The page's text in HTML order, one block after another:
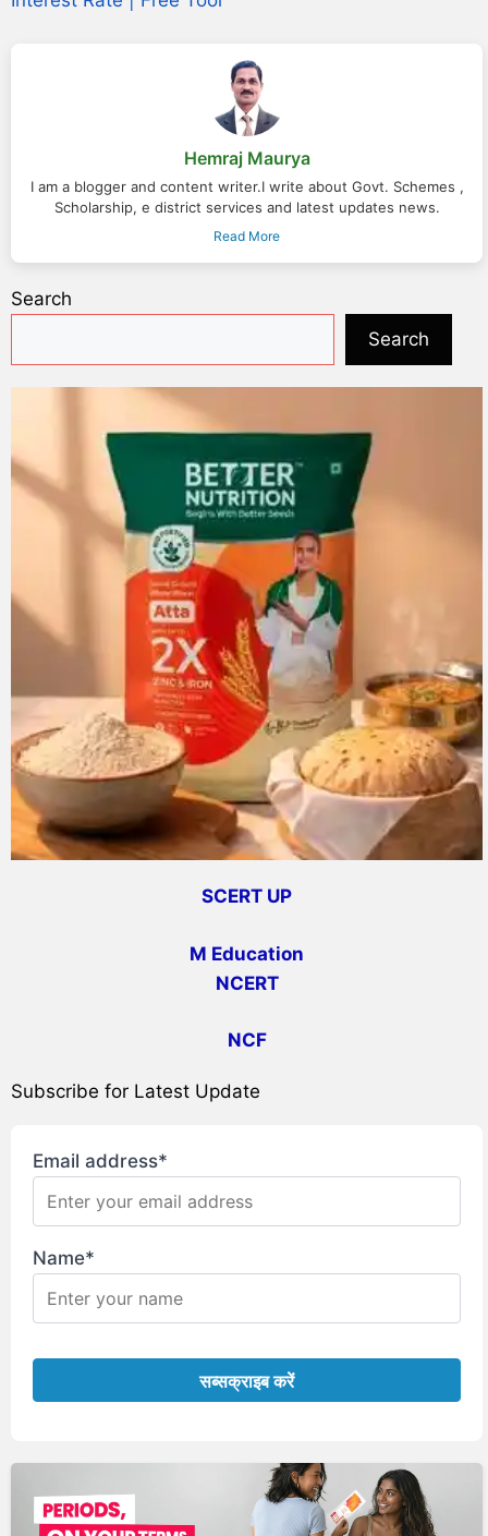
Hemraj Maurya
I am a blogger and content writer.I write about Govt. Schemes ,
Scholarship, e district services and latest updates news.
Read More
Search
Search
SCERT UP
M Education
NCERT
NCF
Subscribe for Latest Update
Email address*
Name*